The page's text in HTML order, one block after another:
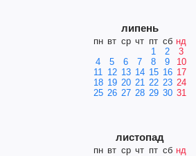
липень
пн вт ср чт пт сб нд
1
2
3
4
5 6 7 8 9
10
11 12 13 14 15 16 17
18 19 20 21 22 23 24
25 26 27 28 29 30 31
листопад
пн вт ср чт пт сб нд